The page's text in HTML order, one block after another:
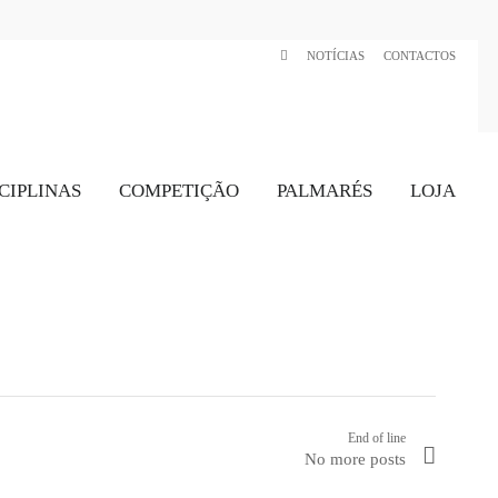
NOTÍCIAS CONTACTOS
COMPETIÇÃO PALMARÉS LOJA
End of line
No more posts